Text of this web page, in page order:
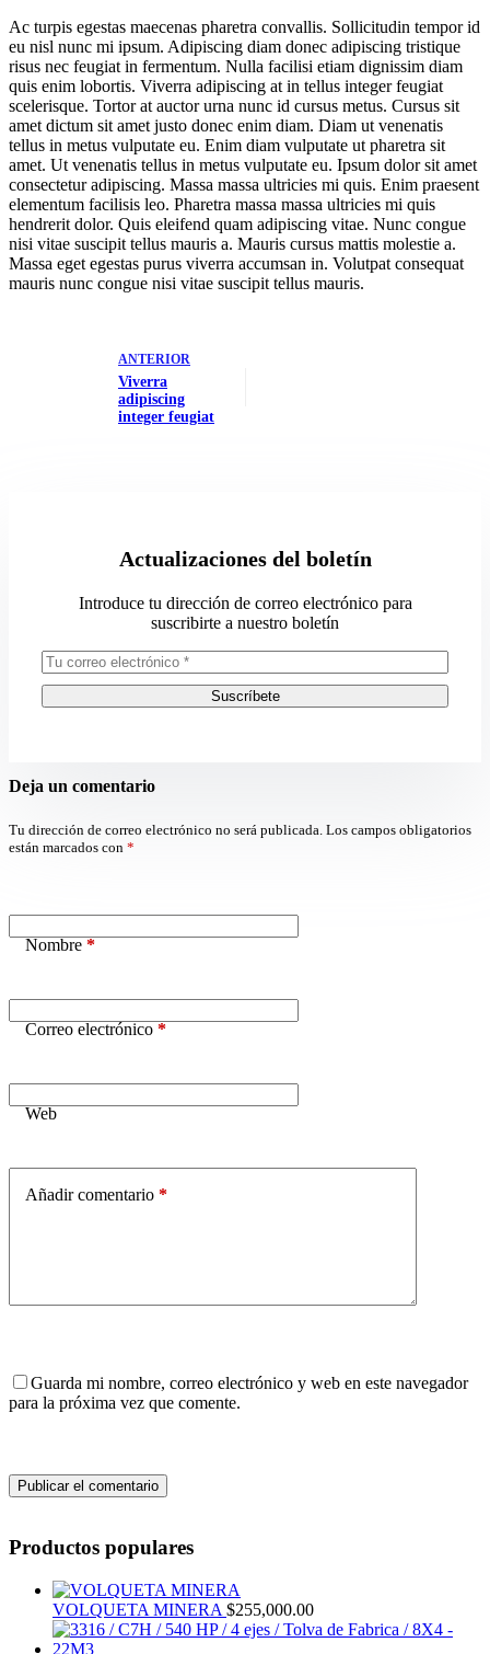
Ac turpis egestas maecenas pharetra convallis. Sollicitudin tempor id
eu nisl nunc mi ipsum. Adipiscing diam donec adipiscing tristique
risus nec feugiat in fermentum. Nulla facilisi etiam dignissim diam
quis enim lobortis. Viverra adipiscing at in tellus integer feugiat
scelerisque. Tortor at auctor urna nunc id cursus metus. Cursus sit
amet dictum sit amet justo donec enim diam. Diam ut venenatis
tellus in metus vulputate eu. Enim diam vulputate ut pharetra sit
amet. Ut venenatis tellus in metus vulputate eu. Ipsum dolor sit amet
consectetur adipiscing. Massa massa ultricies mi quis. Enim praesent
elementum facilisis leo. Pharetra massa massa ultricies mi quis
hendrerit dolor. Quis eleifend quam adipiscing vitae. Nunc congue
nisi vitae suscipit tellus mauris a. Mauris cursus mattis molestie a.
Massa eget egestas purus viverra accumsan in. Volutpat consequat
mauris nunc congue nisi vitae suscipit tellus mauris.
ANTERIOR
Viverra
adipiscing
integer feugiat
Actualizaciones del boletín
Introduce tu dirección de correo electrónico para
suscribirte a nuestro boletín
Suscríbete
Deja un comentario
Tu dirección de correo electrónico no será publicada. Los campos obligatorios
están marcados con *
Nombre *
Correo electrónico *
Web
Añadir comentario *
Guarda mi nombre, correo electrónico y web en este navegador
para la próxima vez que comente.
Publicar el comentario
Productos populares
VOLQUETA MINERA $255,000.00